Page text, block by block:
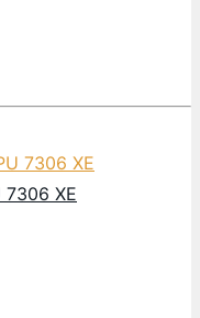
7306 XE